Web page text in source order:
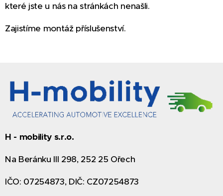
které jste u nás na stránkách nenašli.
Zajistíme montáž příslušenství.
H - mobility s.r.o.
Na Beránku III 298, 252 25 Ořech
IČO: 07254873, DIČ: CZ07254873